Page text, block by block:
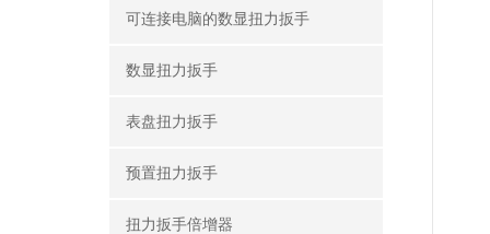
可连接电脑的数显扭力扳手
数显扭力扳手
表盘扭力扳手
预置扭力扳手
扭力扳手倍增器